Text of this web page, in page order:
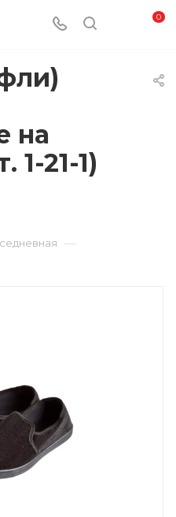
0
на
1-21-1)
—